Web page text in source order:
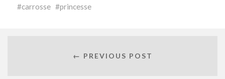
carrosse
princesse
← PREVIOUS POST